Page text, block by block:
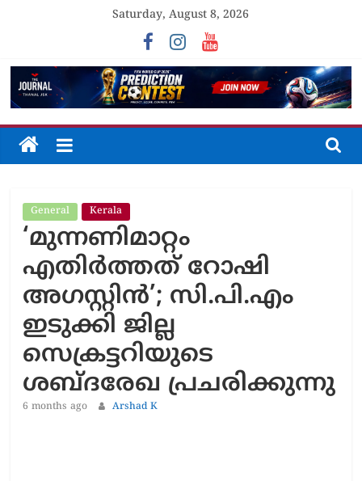
Saturday, August 8, 2026
The
Unfolding
The
General Kerala
‘മുന്നണിമാറ്റം
എതിർത്തത് റോഷി
അഗസ്റ്റിൻ’; സി.പി.എം
ഇടുക്കി ജില്ല
സെക്രട്ടറിയുടെ
ശബ്ദരേഖ പ്രചരിക്കുന്നു
6 months ago Arshad K